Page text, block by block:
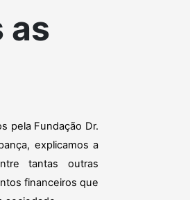
as
pela Fundação Dr.
explicamos a
tantas outras
financeiros que